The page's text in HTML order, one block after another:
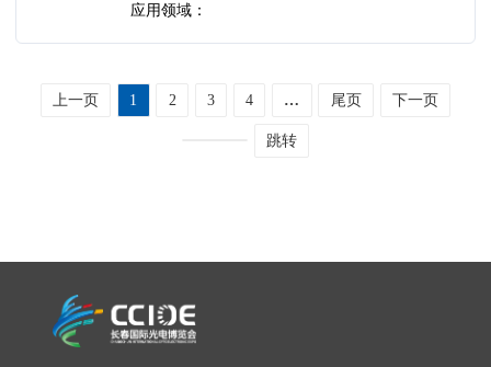
应用领域：
上一页 1 2 3 4 … 尾页 下一页
跳转